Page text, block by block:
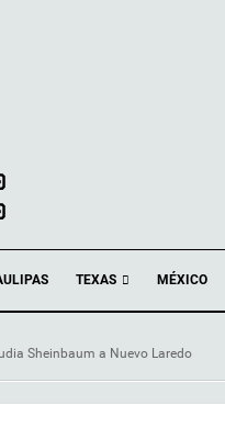
TEXAS MÉXICO
Sheinbaum a Nuevo Laredo